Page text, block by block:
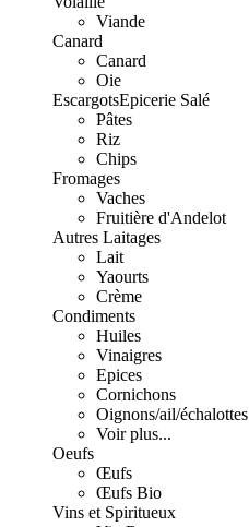
Viande
Canard
Canard
Oie
EscargotsEpicerie Salé
Pâtes
Riz
Chips
Fromages
Vaches
Fruitière d'Andelot
Autres Laitages
Lait
Yaourts
Crème
Condiments
Huiles
Vinaigres
Epices
Cornichons
Oignons/ail/échalottes
Voir plus...
Oeufs
Œufs
Œufs Bio
Vins et Spiritueux